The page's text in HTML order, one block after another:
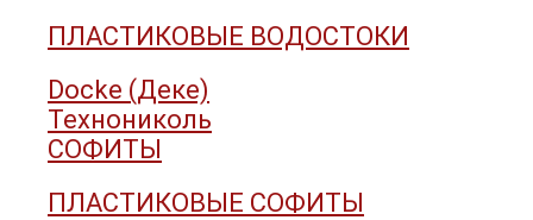
ПЛАСТИКОВЫЕ ВОДОСТОКИ
Docke (Деке)
Технониколь
СОФИТЫ
ПЛАСТИКОВЫЕ СОФИТЫ